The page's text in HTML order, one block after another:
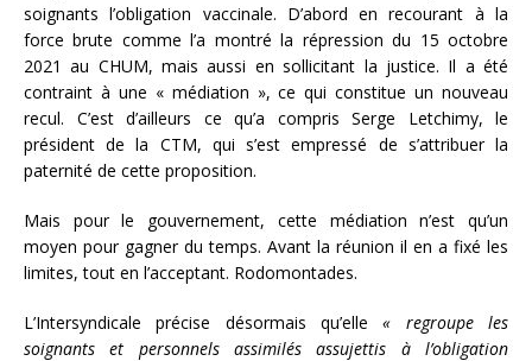
soignants l’obligation vaccinale. D’abord en recourant à la
force brute comme l’a montré la répression du 15 octobre
2021 au CHUM, mais aussi en sollicitant la justice. Il a été
contraint à une « médiation », ce qui constitue un nouveau
recul. C’est d’ailleurs ce qu’a compris Serge Letchimy, le
président de la CTM, qui s’est empressé de s’attribuer la
paternité de cette proposition.
Mais pour le gouvernement, cette médiation n’est qu’un
moyen pour gagner du temps. Avant la réunion il en a fixé les
limites, tout en l’acceptant. Rodomontades.
L’Intersyndicale précise désormais qu’elle« regroupe les
soignants et personnels assimilés assujettis à l’obligation